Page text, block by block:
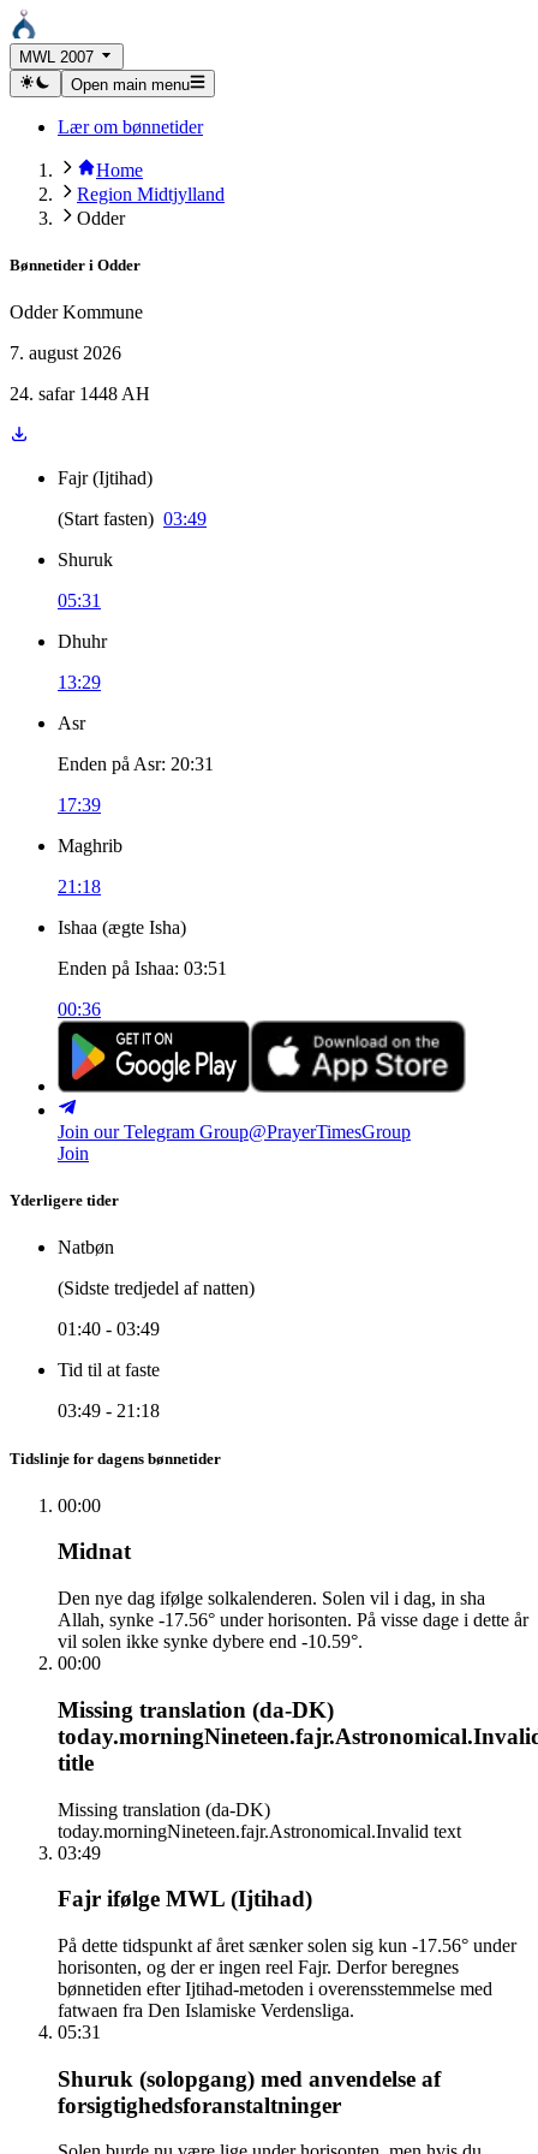
MWL 2007
Open main menu
Lær om bønnetider
Home
Region Midtjylland
Odder
Bønnetider i Odder
Odder Kommune
7. august 2026
24. safar 1448 AH
Fajr (Ijtihad)
(Start fasten) 03:49
Shuruk
05:31
Dhuhr
13:29
Asr
Enden på Asr: 20:31
17:39
Maghrib
21:18
Ishaa (ægte Isha)
Enden på Ishaa: 03:51
00:36
Join our Telegram Group@PrayerTimesGroup
Join
Yderligere tider
Natbøn
(Sidste tredjedel af natten)
01:40 - 03:49
Tid til at faste
03:49 - 21:18
Tidslinje for dagens bønnetider
00:00
Midnat
Den nye dag ifølge solkalenderen. Solen vil i dag, in sha
Allah, synke -17.56° under horisonten. På visse dage i dette år
vil solen ikke synke dybere end -10.59°.
00:00
Missing translation (da-DK)
title
Missing translation (da-DK)
today.morningNineteen.fajr.Astronomical.Invalid text
03:49
Fajr ifølge MWL (Ijtihad)
På dette tidspunkt af året sænker solen sig kun -17.56° under
horisonten, og der er ingen reel Fajr. Derfor beregnes
bønnetiden efter Ijtihad-metoden i overensstemmelse med
fatwaen fra Den Islamiske Verdensliga.
05:31
Shuruk (solopgang) med anvendelse af
forsigtighedsforanstaltninger